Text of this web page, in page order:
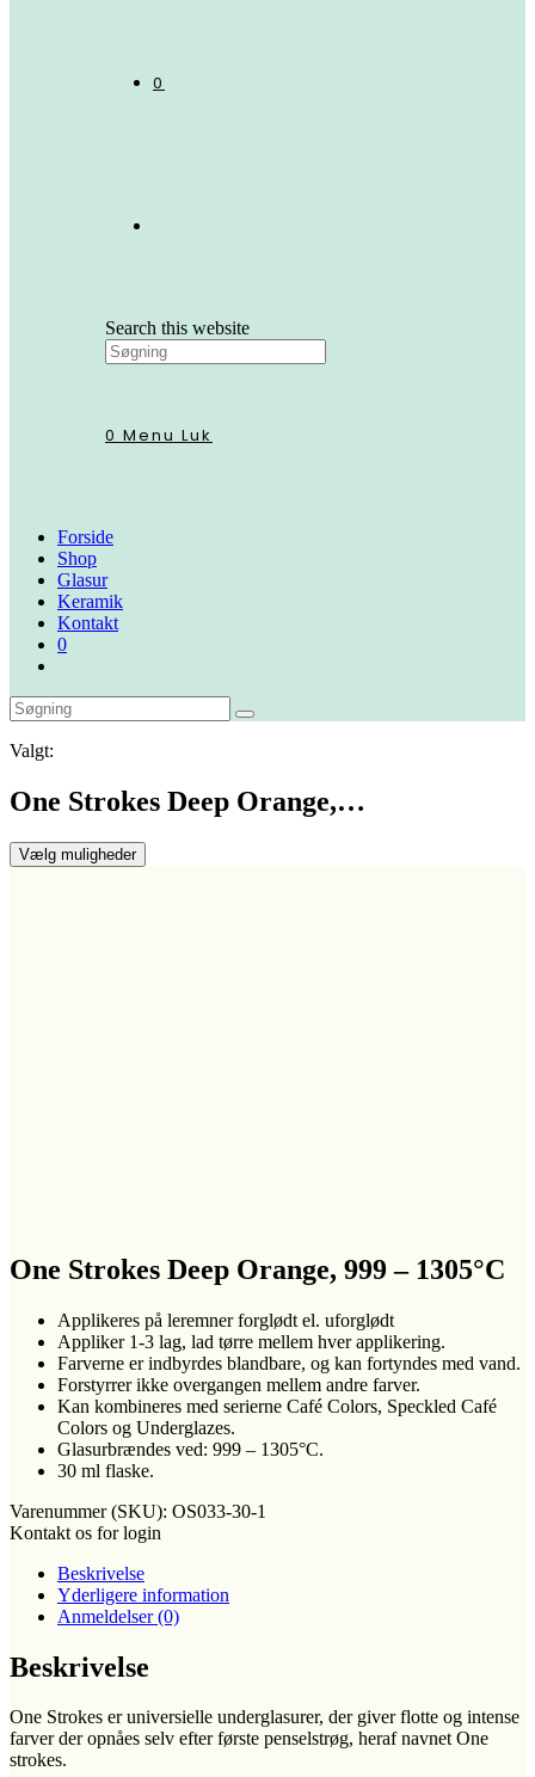
0
Search this website
0 Menu Luk
Forside
Shop
Glasur
Keramik
Kontakt
0
Valgt:
One Strokes Deep Orange,…
Vælg muligheder
One Strokes Deep Orange, 999 – 1305°C
Applikeres på leremner forglødt el. uforglødt
Appliker 1-3 lag, lad tørre mellem hver applikering.
Farverne er indbyrdes blandbare, og kan fortyndes med vand.
Forstyrrer ikke overgangen mellem andre farver.
Kan kombineres med serierne Café Colors, Speckled Café
Colors og Underglazes.
Glasurbrændes ved: 999 – 1305°C.
30 ml flaske.
Varenummer (SKU): OS033-30-1
Kontakt os for login
Beskrivelse
Yderligere information
Anmeldelser (0)
Beskrivelse
One Strokes er universielle underglasurer, der giver flotte og intense
farver der opnåes selv efter første penselstrøg, heraf navnet One
strokes.